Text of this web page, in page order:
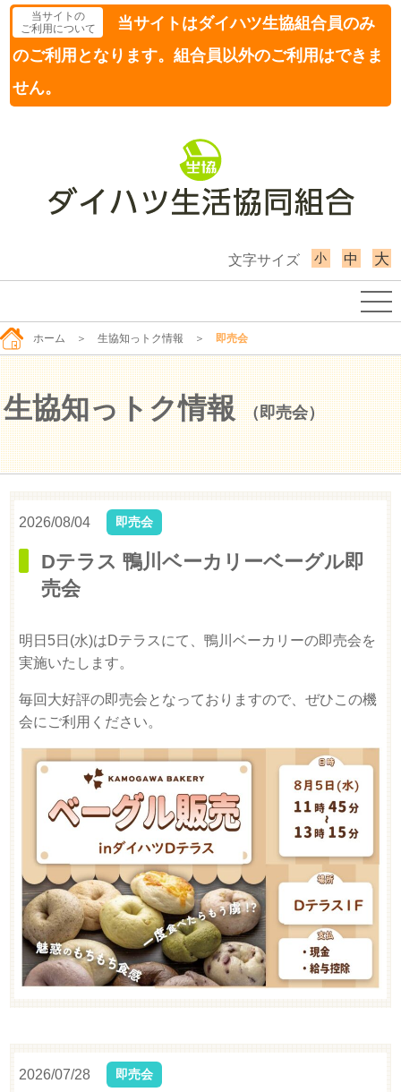
当サイトの
ご利用について
当サイトはダイハツ生協組合員のみ
のご利用となります。組合員以外のご利用はできま
せん。
文字サイズ 小 中 大
ホーム ＞ 生協知っトク情報 ＞ 即売会
生協知っトク情報 （即売会）
2026/08/04 即売会
Dテラス 鴨川ベーカリーベーグル即
売会
明日5日(水)はDテラスにて、鴨川ベーカリーの即売会を
実施いたします。
毎回大好評の即売会となっておりますので、ぜひこの機
会にご利用ください。
2026/07/28 即売会